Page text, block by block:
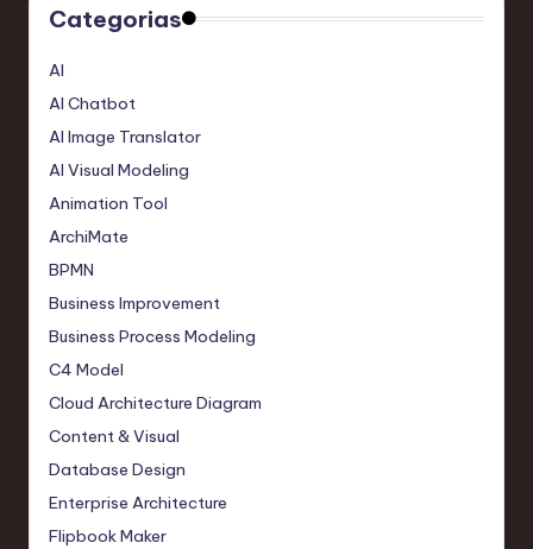
Categorias
AI
AI Chatbot
AI Image Translator
AI Visual Modeling
Animation Tool
ArchiMate
BPMN
Business Improvement
Business Process Modeling
C4 Model
Cloud Architecture Diagram
Content & Visual
Database Design
Enterprise Architecture
Flipbook Maker